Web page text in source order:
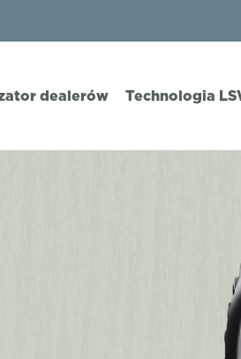
dealerów Technologia